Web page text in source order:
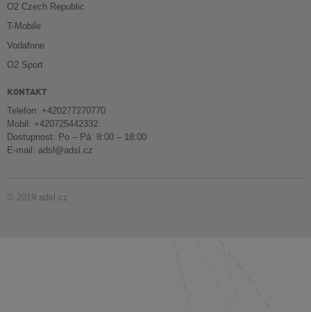
O2 Czech Republic
T-Mobile
Vodafone
O2 Sport
KONTAKT
Telefon: +420277270770
Mobil: +420725442332
Dostupnost: Po – Pá: 8:00 – 18:00
E-mail: adsl@adsl.cz
© 2019 adsl.cz